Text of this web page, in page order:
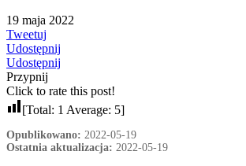
19 maja 2022
Tweetuj
Udostępnij
Udostępnij
Przypnij
Click to rate this post!
[Total: 1 Average: 5]
Opublikowano: 2022-05-19
Ostatnia aktualizacja: 2022-05-19